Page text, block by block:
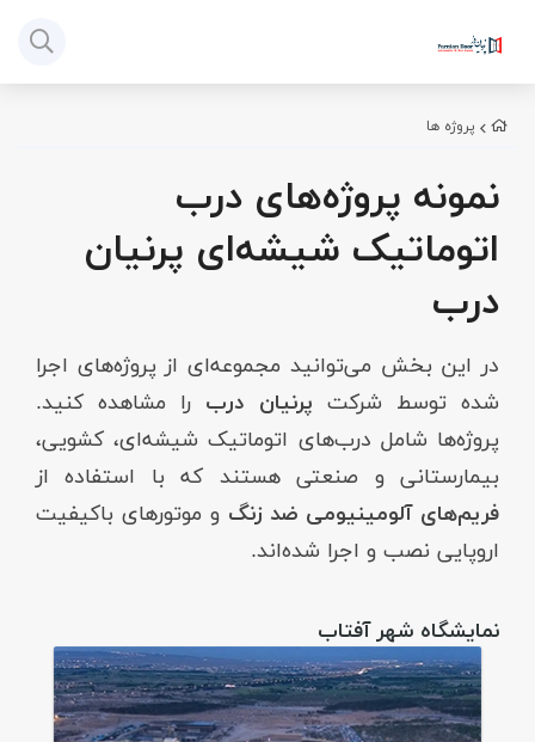
پروژه ها
نمونه پروژه‌های درب
اتوماتیک شیشه‌ای پرنیان
درب
در این بخش می‌توانید مجموعه‌ای از پروژه‌های اجرا
شده توسط شرکت پرنیان درب را مشاهده کنید.
پروژه‌ها شامل درب‌های اتوماتیک شیشه‌ای، کشویی،
بیمارستانی و صنعتی هستند که با استفاده از
فریم‌های آلومینیومی ضد زنگ و موتورهای باکیفیت
اروپایی نصب و اجرا شده‌اند.
نمایشگاه شهر آفتاب